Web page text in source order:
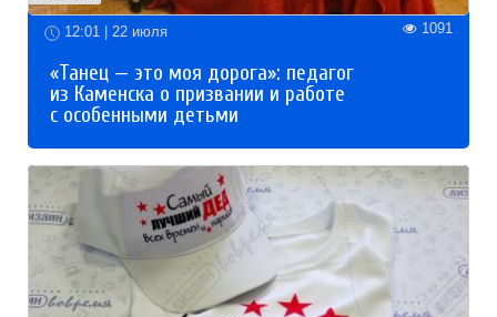
12:01 | 22 июля 1091
«Танец — это моя дорога»: педагог
из Каменска о призвании и работе
с особенными детьми